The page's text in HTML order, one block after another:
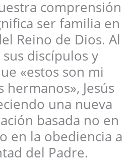
comprensión
ser familia en
Reino de Dios. Al
discípulos y
«estos son mi
hermanos», Jesús
una nueva
basada no en
en la obediencia a
del Padre.